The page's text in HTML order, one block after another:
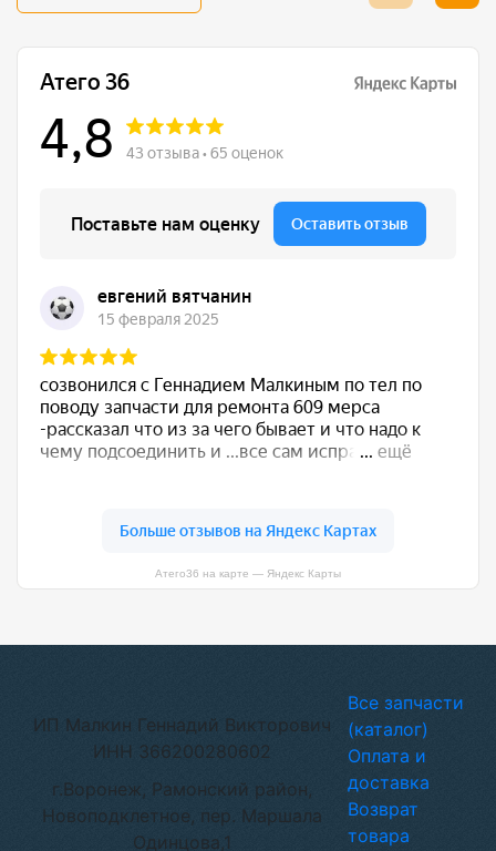
Атего36 на карте — Яндекс Карты
ИП Малкин Геннадий Викторович
ИНН 366200280602
г.Воронеж, Рамонский район,
Новоподклетное, пер. Маршала
Одинцова,1
Все запчасти
(каталог)
Оплата и
доставка
Возврат
товара